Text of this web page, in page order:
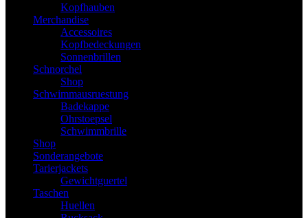
Kopfhauben
Merchandise
Accessoires
Kopfbedeckungen
Sonnenbrillen
Schnorchel
Shop
Schwimmausruestung
Badekappe
Ohrstoepsel
Schwimmbrille
Shop
Sonderangebote
Tarierjackets
Gewichtguertel
Taschen
Huellen